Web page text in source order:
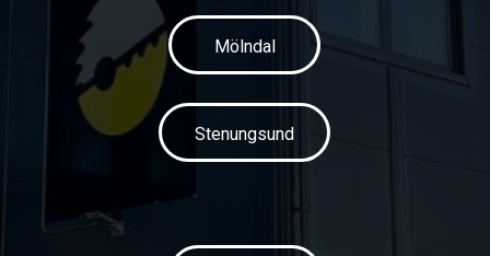
Mölndal
Stenungsund